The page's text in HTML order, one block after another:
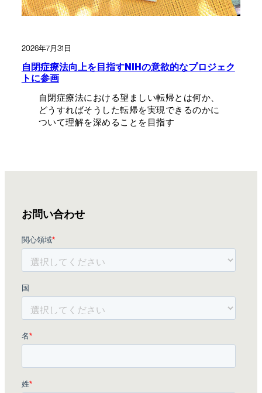
2026年7月31日
自閉症療法向上を目指すNIHの意欲的なプロジェク
トに参画
自閉症療法における望ましい転帰とは何か、
どうすればそうした転帰を実現できるのかに
ついて理解を深めることを目指す
お問い合わせ